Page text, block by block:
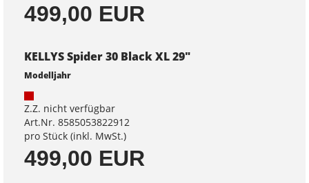
499,00 EUR
KELLYS Spider 30 Black XL 29"
Modelljahr
Z.Z. nicht verfügbar
Art.Nr. 8585053822912
pro Stück (inkl. MwSt.)
499,00 EUR